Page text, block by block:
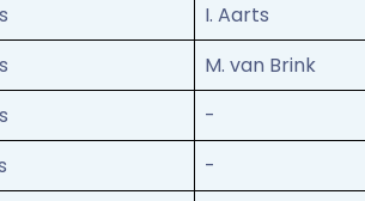
I. Aarts
M. van Brink
-
-